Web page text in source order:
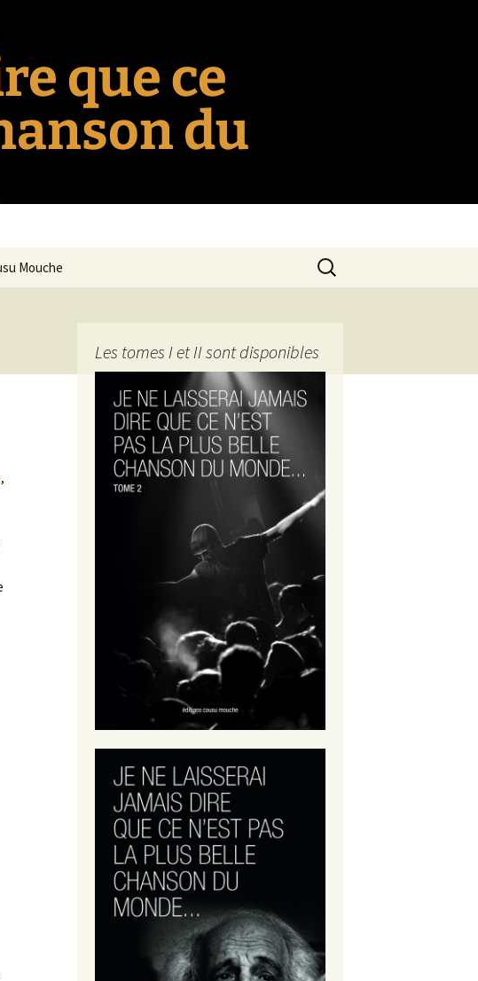
que ce
du
Mouche
Rechercher :
,
Les tomes I et II sont disponibles